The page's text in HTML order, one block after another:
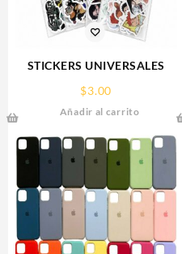
STICKERS UNIVERSALES
$3.00
Añadir al carrito